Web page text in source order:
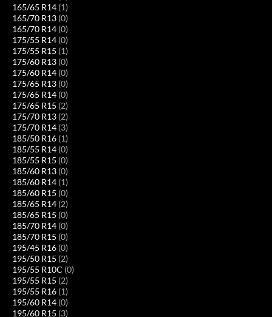
165/65 R14 (1)
165/70 R13 (0)
165/70 R14 (0)
175/55 R14 (0)
175/55 R15 (1)
175/60 R13 (0)
175/60 R14 (0)
175/65 R13 (0)
175/65 R14 (0)
175/65 R15 (2)
175/70 R13 (2)
175/70 R14 (3)
185/50 R16 (1)
185/55 R14 (0)
185/55 R15 (0)
185/60 R13 (0)
185/60 R14 (1)
185/60 R15 (0)
185/65 R14 (2)
185/65 R15 (0)
185/70 R14 (0)
185/70 R15 (0)
195/45 R16 (0)
195/50 R15 (2)
195/55 R10C (0)
195/55 R15 (2)
195/55 R16 (1)
195/60 R14 (0)
195/60 R15 (3)